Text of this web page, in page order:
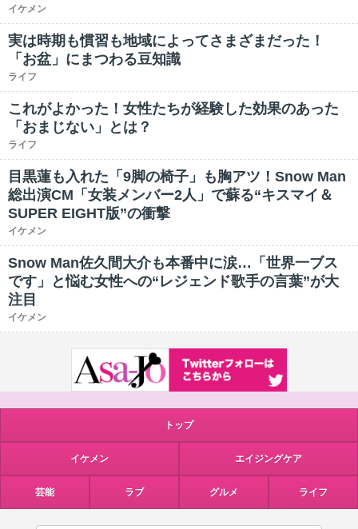
イケメン
実は時期も慣習も地域によってさまざまだった！
「お盆」にまつわる豆知識
ライフ
これがよかった！女性たちが経験した効果のあった
「おまじない」とは？
ライフ
目黒蓮も入れた「9脚の椅子」も胸アツ！Snow Man
総出演CM「女装メンバー2人」で蘇る“キスマイ＆
SUPER EIGHT版”の衝撃
イケメン
Snow Man佐久間大介も本番中に涙…「世界一ブス
です」と悩む女性への“レジェンド歌手の言葉”が大
注目
イケメン
トップ
イケメン エイジングケア
芸能 ラブ グルメ ライフ